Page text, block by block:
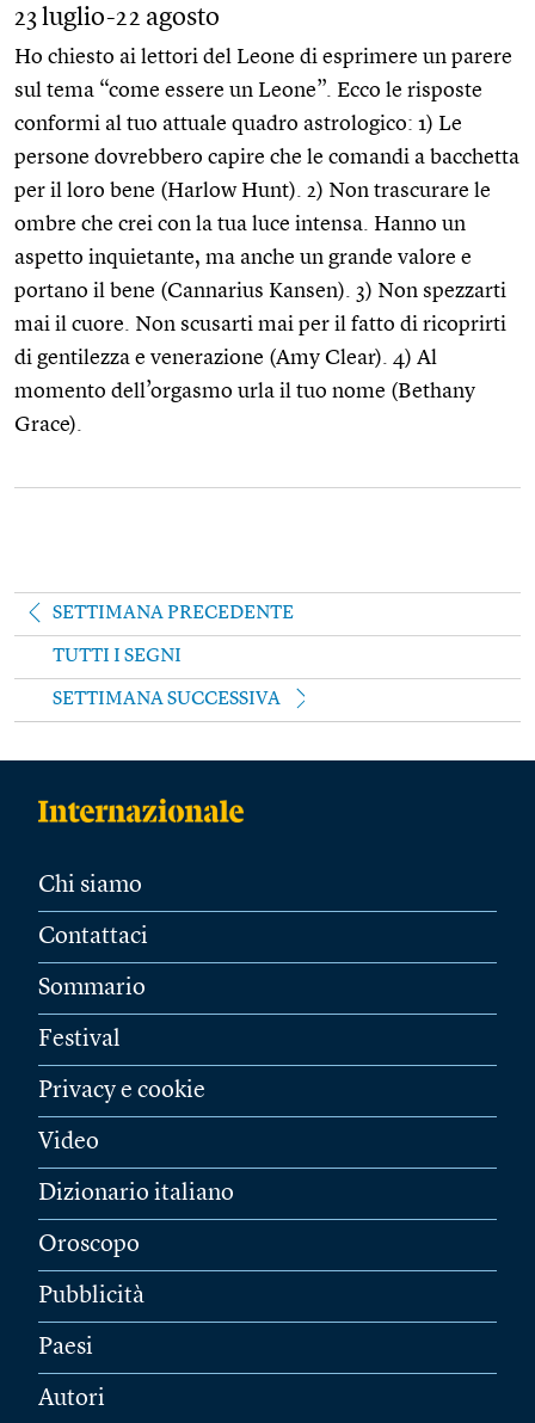
23 luglio-22 agosto
Ho chiesto ai lettori del Leone di esprimere un parere
sul tema “come essere un Leone”. Ecco le risposte
conformi al tuo attuale quadro astrologico: 1) Le
persone dovrebbero capire che le comandi a bacchetta
per il loro bene (Harlow Hunt). 2) Non trascurare le
ombre che crei con la tua luce intensa. Hanno un
aspetto inquietante, ma anche un grande valore e
portano il bene (Cannarius Kansen). 3) Non spezzarti
mai il cuore. Non scusarti mai per il fatto di ricoprirti
di gentilezza e venerazione (Amy Clear). 4) Al
momento dell’orgasmo urla il tuo nome (Bethany
Grace).
SETTIMANA PRECEDENTE
TUTTI I SEGNI
SETTIMANA SUCCESSIVA
Chi siamo
Contattaci
Sommario
Festival
Privacy e cookie
Video
Dizionario italiano
Oroscopo
Pubblicità
Paesi
Autori